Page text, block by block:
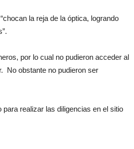
la reja de la óptica, logrando
por lo cual no pudieron acceder al
No obstante no pudieron ser
realizar las diligencias en el sitio